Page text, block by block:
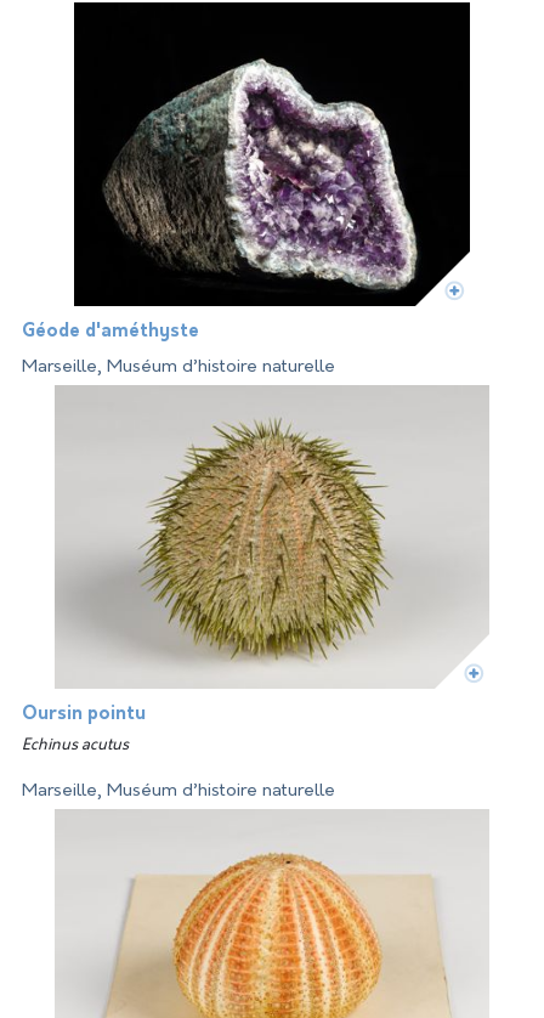
Géode d'améthyste
Marseille, Muséum d’histoire naturelle
Oursin pointu
Echinus acutus
Marseille, Muséum d’histoire naturelle